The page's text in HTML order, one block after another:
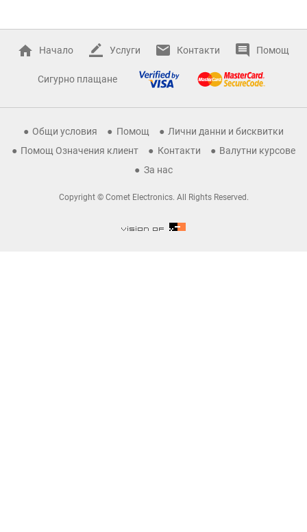
Начало Услуги Контакти Помощ
Сигурно плащане
Общи условия Помощ
Лични данни и бисквитки
Помощ Означения клиент
Контакти
Валутни курсове
За нас
Copyright © Comet Electronics. All Rights Reserved.